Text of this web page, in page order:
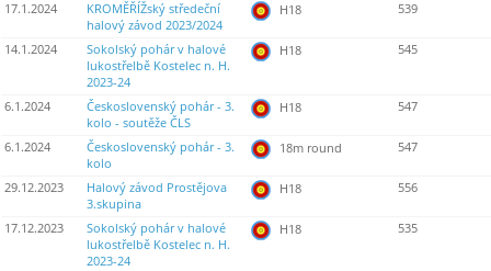
17.1.2024
KROMĚŘÍŽský středeční
halový závod 2023/2024
H18 539
14.1.2024
Sokolský pohár v halové
lukostřelbě Kostelec n. H.
2023-24
H18 545
6.1.2024
Československý pohár - 3.
kolo - soutěže ČLS
H18 547
6.1.2024
Československý pohár - 3.
kolo
18m round 547
29.12.2023
Halový závod Prostějova
3.skupina
H18 556
17.12.2023
Sokolský pohár v halové
lukostřelbě Kostelec n. H.
2023-24
H18 535